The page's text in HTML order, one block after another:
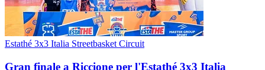
Estathé 3x3 Italia Streetbasket Circuit
Gran finale a Riccione per l'Estathé 3x3 Italia